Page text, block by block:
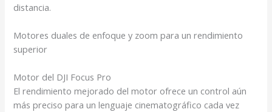
distancia.
Motores duales de enfoque y zoom para un rendimiento
superior
Motor del DJI Focus Pro
El rendimiento mejorado del motor ofrece un control aún
más preciso para un lenguaje cinematográfico cada vez